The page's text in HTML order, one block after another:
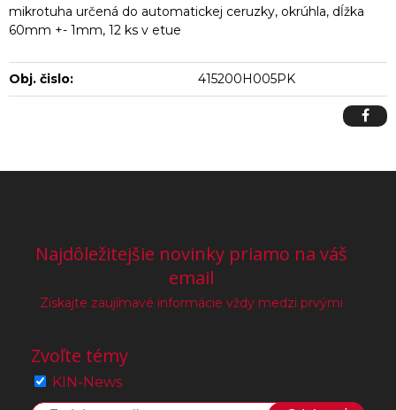
mikrotuha určená do automatickej ceruzky, okrúhla, dĺžka
60mm +- 1mm, 12 ks v etue
Obj. čislo: 415200H005PK
Najdôležitejšie novinky priamo na váš
email
Získajte zaujímavé informácie vždy medzi prvými
Zvoľte témy
KIN-News